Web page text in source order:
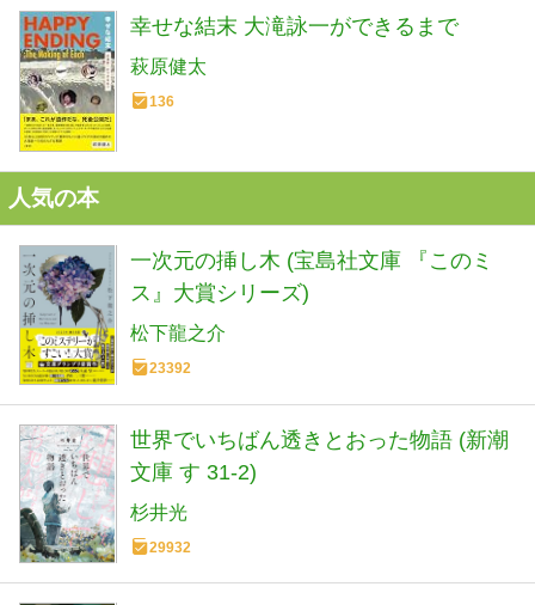
幸せな結末 大滝詠一ができるまで
萩原健太
136
人気の本
一次元の挿し木 (宝島社文庫 『このミ
ス』大賞シリーズ)
松下龍之介
23392
世界でいちばん透きとおった物語 (新潮
文庫 す 31-2)
杉井光
29932